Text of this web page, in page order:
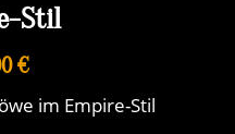
Stil
€
im Empire-Stil